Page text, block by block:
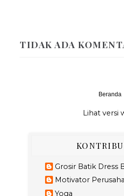
TIDAK ADA
Beranda
Lihat versi
Grosir Batik Dress
Motivator
Yoga